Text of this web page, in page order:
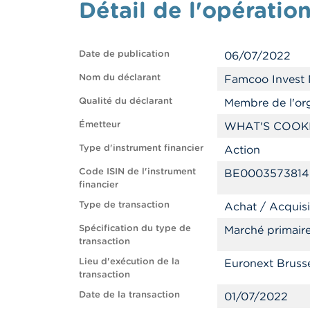
Détail de
Date de publication 06/07/2022
Nom du déclarant Famcoo Invest
Qualité du déclarant Membre de
Émetteur WHAT'S
Type d'instrument financier Action
Code ISIN de l'instrument
financier
BE0003573814
Type de transaction Achat /
Spécification du type de
transaction
Marché
Lieu d'exécution de la
transaction
Euronext
Date de la transaction 01/07/2022